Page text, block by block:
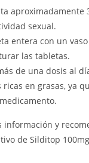
aproximadamente
sexual.
entera con un
las tabletas.
de una dosis al
ricas en grasas, ya
información y
de Silditop